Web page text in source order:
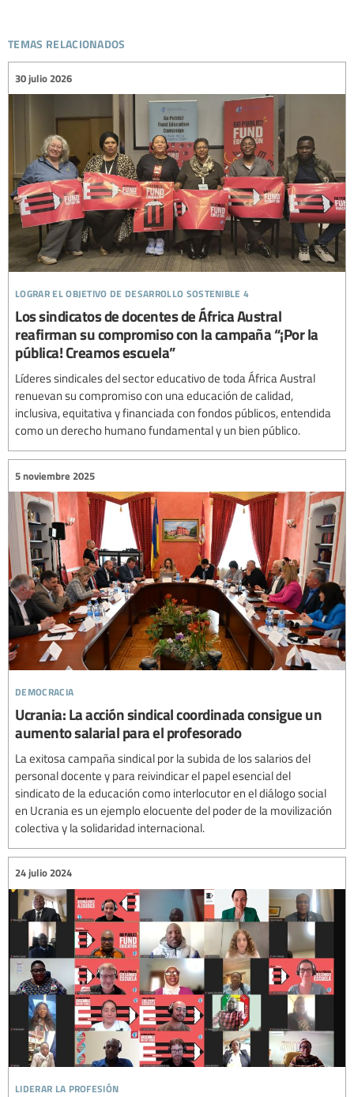
temas relacionados
lograr el objetivo de desarrollo sostenible 4
30 julio 2026
Los sindicatos de docentes de África Austral
reafirman su compromiso con la campaña “¡Por la
pública! Creamos escuela”
Líderes sindicales del sector educativo de toda África Austral
renuevan su compromiso con una educación de calidad,
inclusiva, equitativa y financiada con fondos públicos, entendida
como un derecho humano fundamental y un bien público.
democracia
5 noviembre 2025
Ucrania: La acción sindical coordinada consigue un
aumento salarial para el profesorado
La exitosa campaña sindical por la subida de los salarios del
personal docente y para reivindicar el papel esencial del
sindicato de la educación como interlocutor en el diálogo social
en Ucrania es un ejemplo elocuente del poder de la movilización
colectiva y la solidaridad internacional.
liderar la profesión
24 julio 2024